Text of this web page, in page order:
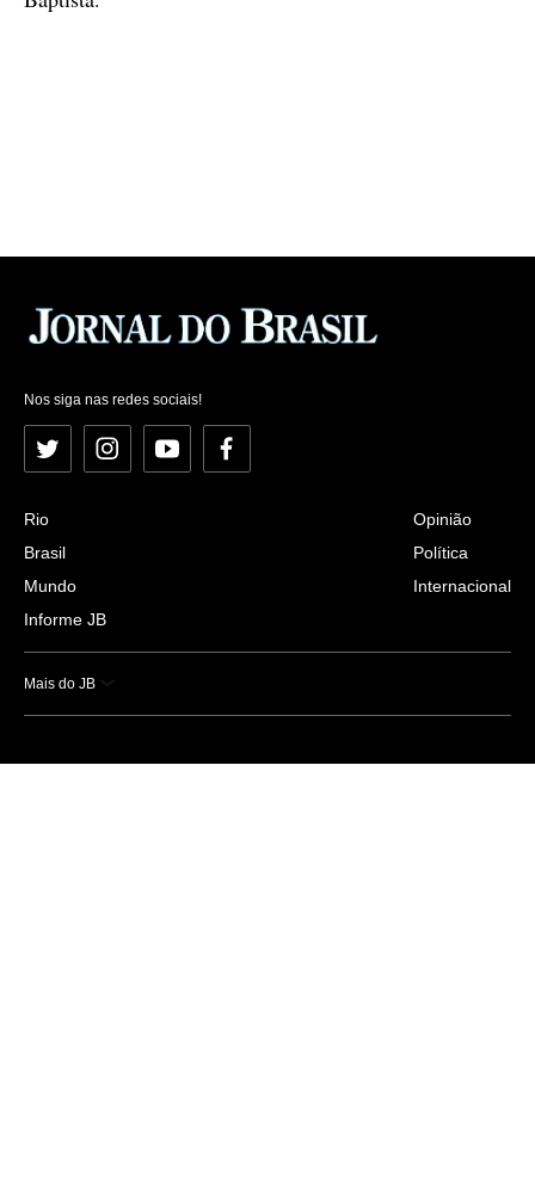
Nos siga nas redes sociais!
Twitter InstagramYouTubeFacebook
Rio
Brasil
Mundo
Informe JB
Opinião
Política
Internacional
Mais do JB
Esportes